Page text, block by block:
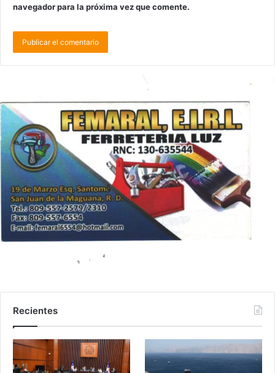
navegador para la próxima vez que comente.
Recientes